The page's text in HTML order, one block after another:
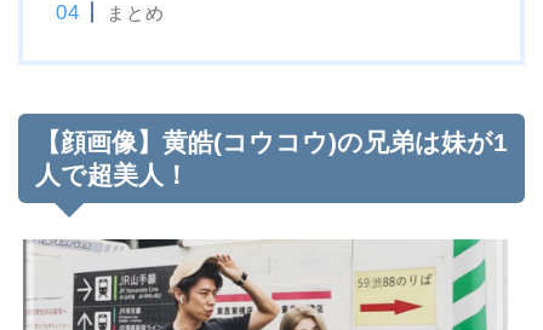
まとめ
【顔画像】黄皓(コウコウ)の兄弟は妹が1
人で超美人！